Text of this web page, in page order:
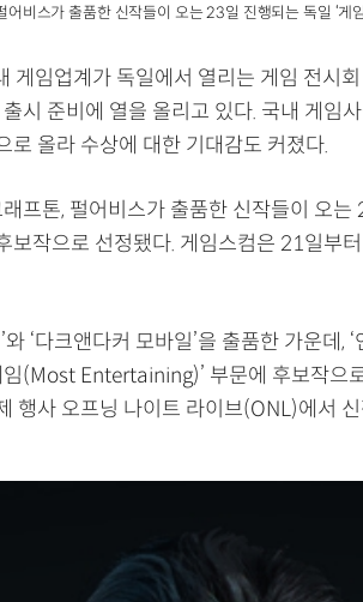
비스가 출품한 신작들이 오는 23일 진행되는 독일 ‘게
게임업계가 독일에서 열리는 게임 전시
시 준비에 열을 올리고 있다. 국내 게임
로 올라 수상에 대한 기대감도 커졌다.
프톤, 펄어비스가 출품한 신작들이 오는
보작으로 선정됐다. 게임스컴은 21일부
‘다크앤다커 모바일’을 출품한 가운데,
임(Most Entertaining)’ 부문에 후보작으
행사 오프닝 나이트 라이브(ONL)에서